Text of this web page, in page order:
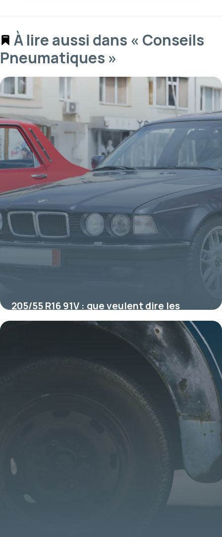
À lire aussi dans « Conseils
Pneumatiques »
205/55 R16 91V : que veulent dire les
inscriptions sur un pneu ?